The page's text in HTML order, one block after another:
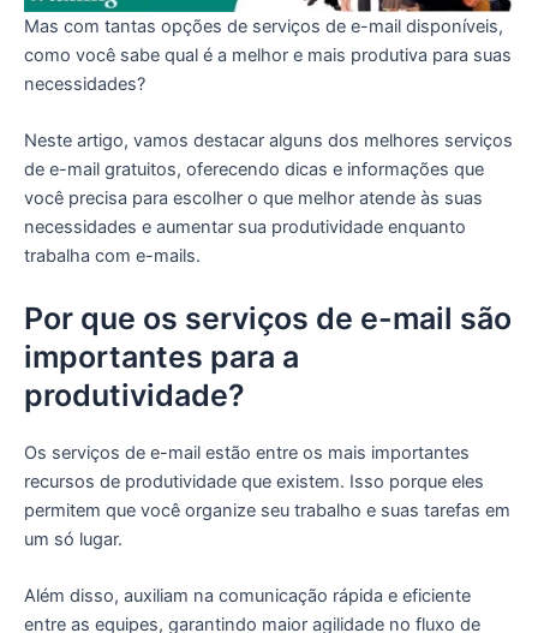
Mas com tantas opções de serviços de e-mail disponíveis,
como você sabe qual é a melhor e mais produtiva para suas
necessidades?
Neste artigo, vamos destacar alguns dos melhores serviços
de e-mail gratuitos, oferecendo dicas e informações que
você precisa para escolher o que melhor atende às suas
necessidades e aumentar sua produtividade enquanto
trabalha com e-mails.
Por que os serviços de e-mail são
importantes para a
produtividade?
Os serviços de e-mail estão entre os mais importantes
recursos de produtividade que existem. Isso porque eles
permitem que você organize seu trabalho e suas tarefas em
um só lugar.
Além disso, auxiliam na comunicação rápida e eficiente
entre as equipes, garantindo maior agilidade no fluxo de